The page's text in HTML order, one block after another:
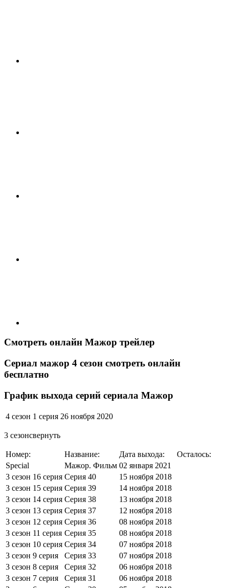
Смотреть онлайн Мажор трейлер
Сериал мажор 4 сезон смотреть онлайн
бесплатно
График выхода серий сериала Мажор
4 сезон 1 серия 26 ноября 2020
3 сезонсвернуть
Номер: Название: Дата выхода:
Осталось:
Special
Мажор. Фильм 02 января 2021
3 сезон 16 серия Серия 40
15 ноября 2018
3 сезон 15 серия Серия 39
14 ноября 2018
3 сезон 14 серия Серия 38
13 ноября 2018
3 сезон 13 серия Серия 37
12 ноября 2018
3 сезон 12 серия Серия 36
08 ноября 2018
3 сезон 11 серия Серия 35
08 ноября 2018
3 сезон 10 серия Серия 34
07 ноября 2018
3 сезон 9 серия
Серия 33
07 ноября 2018
3 сезон 8 серия
Серия 32
06 ноября 2018
3 сезон 7 серия
Серия 31
06 ноября 2018